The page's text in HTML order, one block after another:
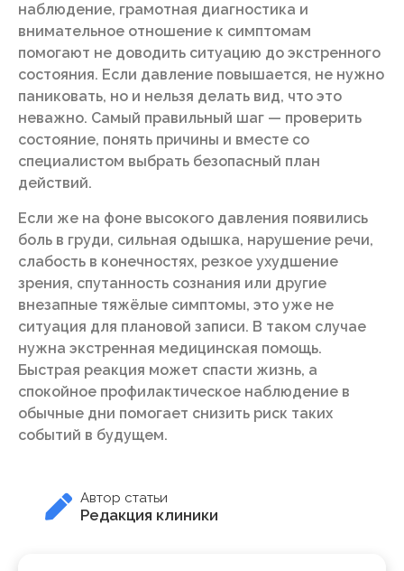
наблюдение, грамотная диагностика и
внимательное отношение к симптомам
помогают не доводить ситуацию до экстренного
состояния. Если давление повышается, не нужно
паниковать, но и нельзя делать вид, что это
неважно. Самый правильный шаг — проверить
состояние, понять причины и вместе со
специалистом выбрать безопасный план
действий.
Если же на фоне высокого давления появились
боль в груди, сильная одышка, нарушение речи,
слабость в конечностях, резкое ухудшение
зрения, спутанность сознания или другие
внезапные тяжёлые симптомы, это уже не
ситуация для плановой записи. В таком случае
нужна экстренная медицинская помощь.
Быстрая реакция может спасти жизнь, а
спокойное профилактическое наблюдение в
обычные дни помогает снизить риск таких
событий в будущем.
Автор статьи
Редакция клиники